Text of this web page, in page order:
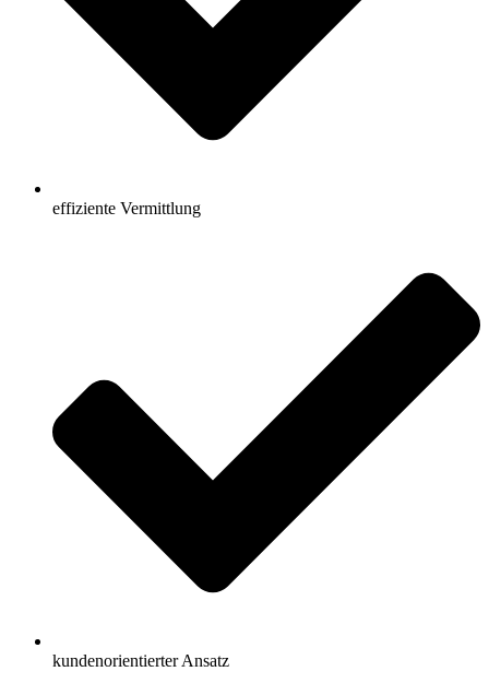
effiziente Vermittlung
kundenorientierter Ansatz